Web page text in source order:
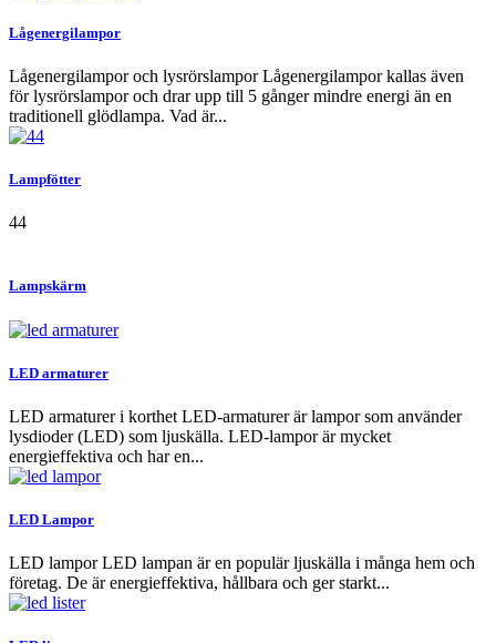
Lågenergilampor
Lågenergilampor och lysrörslampor Lågenergilampor kallas även
för lysrörslampor och drar upp till 5 gånger mindre energi än en
traditionell glödlampa. Vad är...
Lampfötter
44
Lampskärm
LED armaturer
LED armaturer i korthet LED-armaturer är lampor som använder
lysdioder (LED) som ljuskälla. LED-lampor är mycket
energieffektiva och har en...
LED Lampor
LED lampor LED lampan är en populär ljuskälla i många hem och
företag. De är energieffektiva, hållbara och ger starkt...